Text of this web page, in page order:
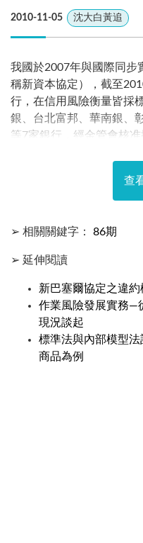
2010-11-05 沈大白黃追
我國於2007年與國際同步
稱新資本協定），截至
行，在信用風險衡量皆採
銀、台北富邦、華南銀、
等7家銀行，經金管會核准
查
➢ 相關關鍵字： 86期
➢ 延伸閱讀
新巴塞爾協定之違
作業風險發展實務—
現況談起
標準法與內部模型
商品為例